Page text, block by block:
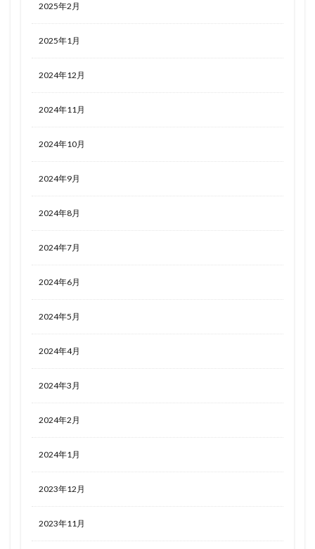
2025年2月
2025年1月
2024年12月
2024年11月
2024年10月
2024年9月
2024年8月
2024年7月
2024年6月
2024年5月
2024年4月
2024年3月
2024年2月
2024年1月
2023年12月
2023年11月